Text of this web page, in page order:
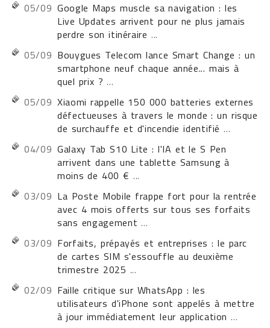
05/09 Google Maps muscle sa navigation : les
Live Updates arrivent pour ne plus jamais
perdre son itinéraire ...
05/09 Bouygues Telecom lance Smart Change : un
smartphone neuf chaque année... mais à
quel prix ? ...
05/09 Xiaomi rappelle 150 000 batteries externes
défectueuses à travers le monde : un risque
de surchauffe et d'incendie identifié ...
04/09 Galaxy Tab S10 Lite : l'IA et le S Pen
arrivent dans une tablette Samsung à
moins de 400 € ...
03/09 La Poste Mobile frappe fort pour la rentrée
avec 4 mois offerts sur tous ses forfaits
sans engagement ...
03/09 Forfaits, prépayés et entreprises : le parc
de cartes SIM s'essouffle au deuxième
trimestre 2025 ...
02/09 Faille critique sur WhatsApp : les
utilisateurs d'iPhone sont appelés à mettre
à jour immédiatement leur application ...